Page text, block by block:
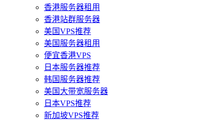
香港服务器租用
香港站群服务器
美国VPS推荐
美国服务器租用
便宜香港VPS
日本服务器推荐
韩国服务器推荐
美国大带宽服务器
日本VPS推荐
新加坡VPS推荐